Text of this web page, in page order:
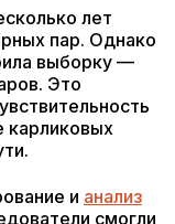
лет
пар. Однако
выборку —
Это
карликовых
и анализ
смогли